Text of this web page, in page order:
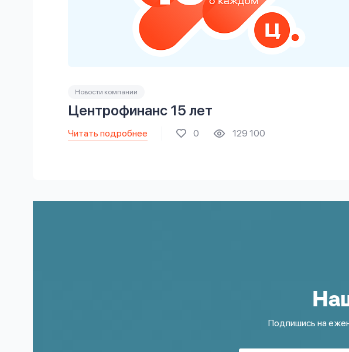
Новости компании
Центрофинанс 15 лет
Читать подробнее 0 129 100
Подпишись на